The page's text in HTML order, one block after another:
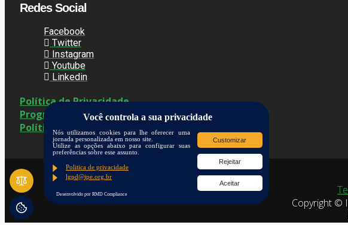
Redes Social
Facebook
Twitter
Instagram
Youtube
Linkedin
Política de Privacidade
Programa de Privacidade
Políticas de Cookies
Copyright ©
Você controla a sua privacidade
Nós utilizamos cookies para lhe oferecer uma
jornada personalizada em nosso site.
Utilize as opções abaixo para configurar suas
preferências sobre esse assunto.
Politica de privacidade
lgpd@ipe.org.br
Customizar
Rejeitar
Aceitar
Desenvolvido por RMD Compliance